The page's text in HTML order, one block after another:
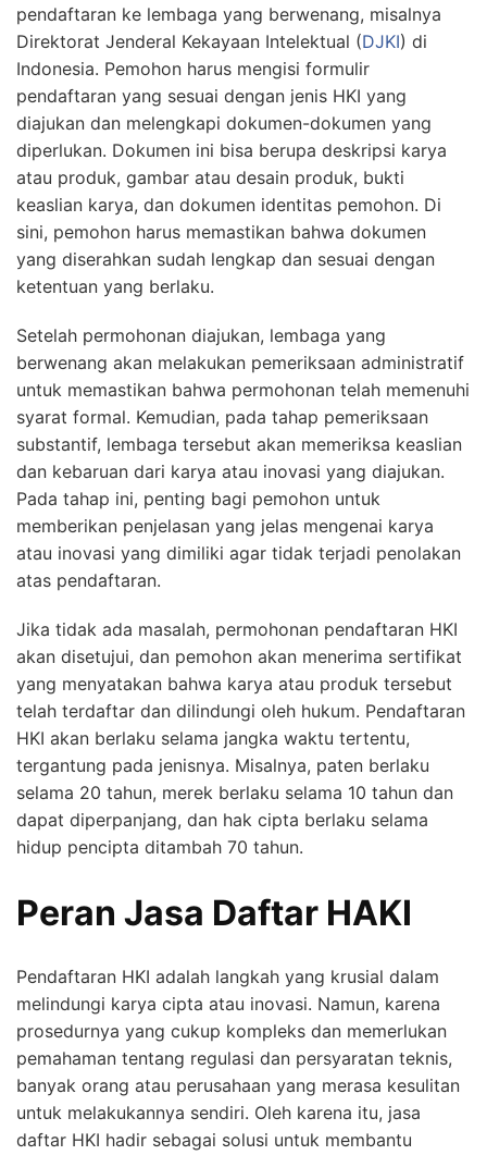
pendaftaran ke lembaga yang berwenang, misalnya
Direktorat Jenderal Kekayaan Intelektual (DJKI) di
Indonesia. Pemohon harus mengisi formulir
pendaftaran yang sesuai dengan jenis HKI yang
diajukan dan melengkapi dokumen-dokumen yang
diperlukan. Dokumen ini bisa berupa deskripsi karya
atau produk, gambar atau desain produk, bukti
keaslian karya, dan dokumen identitas pemohon. Di
sini, pemohon harus memastikan bahwa dokumen
yang diserahkan sudah lengkap dan sesuai dengan
ketentuan yang berlaku.
Setelah permohonan diajukan, lembaga yang
berwenang akan melakukan pemeriksaan administratif
untuk memastikan bahwa permohonan telah memenuhi
syarat formal. Kemudian, pada tahap pemeriksaan
substantif, lembaga tersebut akan memeriksa keaslian
dan kebaruan dari karya atau inovasi yang diajukan.
Pada tahap ini, penting bagi pemohon untuk
memberikan penjelasan yang jelas mengenai karya
atau inovasi yang dimiliki agar tidak terjadi penolakan
atas pendaftaran.
Jika tidak ada masalah, permohonan pendaftaran HKI
akan disetujui, dan pemohon akan menerima sertifikat
yang menyatakan bahwa karya atau produk tersebut
telah terdaftar dan dilindungi oleh hukum. Pendaftaran
HKI akan berlaku selama jangka waktu tertentu,
tergantung pada jenisnya. Misalnya, paten berlaku
selama 20 tahun, merek berlaku selama 10 tahun dan
dapat diperpanjang, dan hak cipta berlaku selama
hidup pencipta ditambah 70 tahun.
Peran Jasa Daftar HAKI
Pendaftaran HKI adalah langkah yang krusial dalam
melindungi karya cipta atau inovasi. Namun, karena
prosedurnya yang cukup kompleks dan memerlukan
pemahaman tentang regulasi dan persyaratan teknis,
banyak orang atau perusahaan yang merasa kesulitan
untuk melakukannya sendiri. Oleh karena itu, jasa
daftar HKI hadir sebagai solusi untuk membantu